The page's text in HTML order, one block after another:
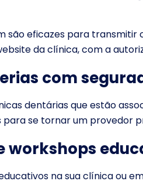
são eficazes para transmitir
da clínica, com a
com
dentárias que estão
para se tornar um provedor
workshops
na sua clínica ou